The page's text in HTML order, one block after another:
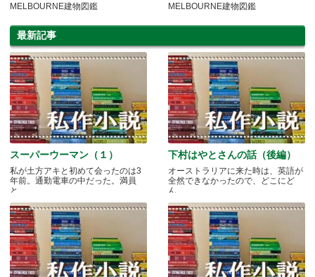
MELBOURNE建物図鑑 MELBOURNE建物図鑑
最新記事
スーパーウーマン（１）
私が土方アキと初めて会ったのは3
年前。通勤電車の中だった。満員
と.....
下村はやとさんの話（後編）
オーストラリアに来た時は、英語が
全然できなかったので、どこにど
ん.....